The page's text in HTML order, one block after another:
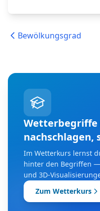
Bewölkungsgrad
nachschlagen,
Im Wetterkurs lernst
hinter den Begriffen
und 3D-
Zum Wetterkurs